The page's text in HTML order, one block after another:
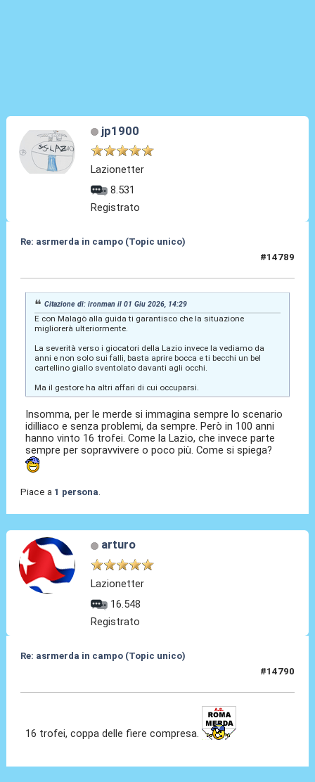
jp1900
Lazionetter
8.531
Registrato
Re: asrmerda in campo (Topic unico)
#14789
Citazione di: ironman il 01 Giu 2026, 14:29
E con Malagò alla guida ti garantisco che la situazione
migliorerà ulteriormente.
La severità verso i giocatori della Lazio invece la vediamo da
anni e non solo sui falli, basta aprire bocca e ti becchi un bel
cartellino giallo sventolato davanti agli occhi.
Ma il gestore ha altri affari di cui occuparsi.
Insomma, per le merde si immagina sempre lo scenario
idilliaco e senza problemi, da sempre. Però in 100 anni
hanno vinto 16 trofei. Come la Lazio, che invece parte
sempre per sopravvivere o poco più. Come si spiega?
Piace a 1 persona
arturo
Lazionetter
16.548
Registrato
Re: asrmerda in campo (Topic unico)
#14790
16 trofei, coppa delle fiere compresa.